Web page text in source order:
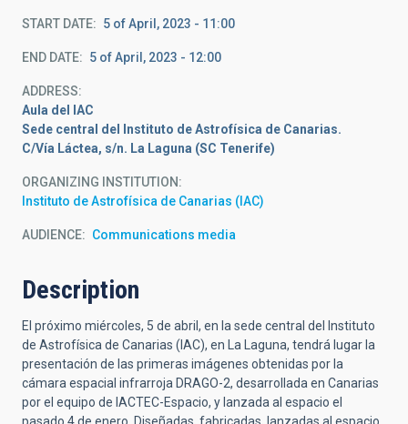
START DATE 5 of April, 2023 - 11:00
END DATE 5 of April, 2023 - 12:00
ADDRESS
Aula del IAC
Sede central del Instituto de Astrofísica de Canarias.
C/Vía Láctea, s/n. La Laguna (SC Tenerife)
ORGANIZING INSTITUTION
Instituto de Astrofísica de Canarias (IAC)
AUDIENCE Communications media
Description
El próximo miércoles, 5 de abril, en la sede central del Instituto
de Astrofísica de Canarias (IAC), en La Laguna, tendrá lugar la
presentación de las primeras imágenes obtenidas por la
cámara espacial infrarroja DRAGO-2, desarrollada en Canarias
por el equipo de IACTEC-Espacio, y lanzada al espacio el
pasado 4 de enero. Diseñadas, fabricadas, lanzadas al espacio